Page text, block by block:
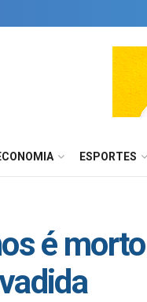
ESPORTES
é